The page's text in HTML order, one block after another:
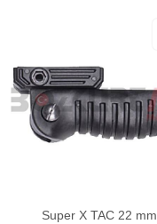
Super X TAC 22 mm